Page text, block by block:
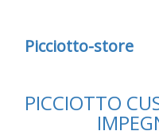
Picciotto-store
PICCIOTTO